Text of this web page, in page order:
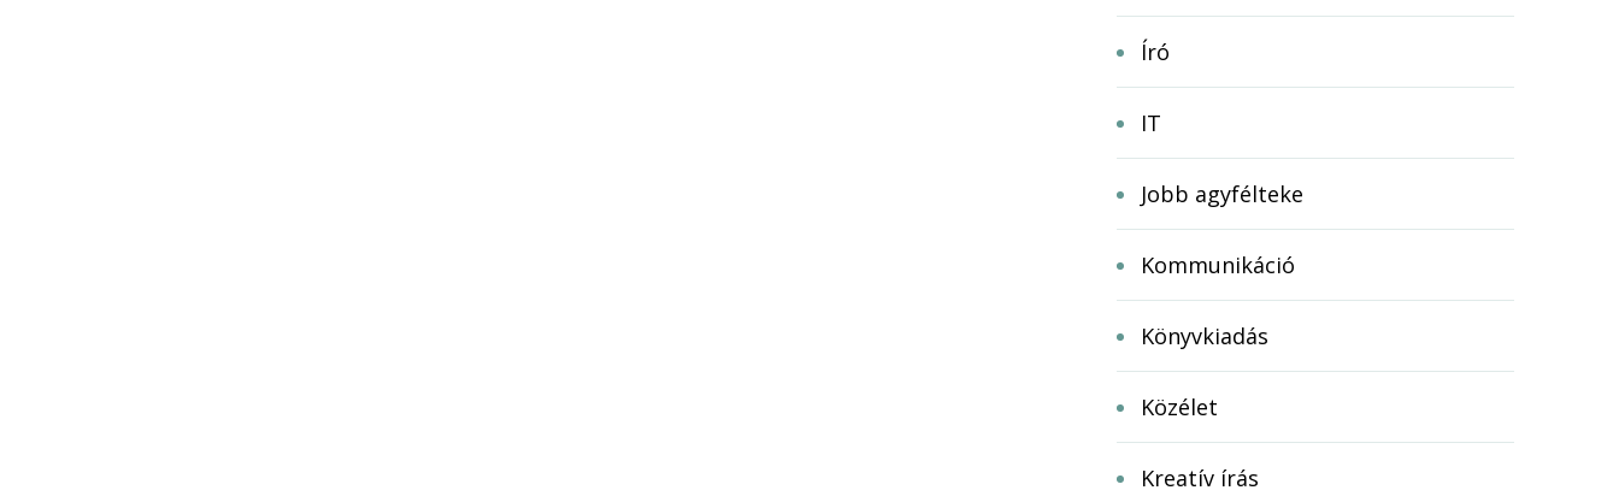
Író
IT
Jobb agyfélteke
Kommunikáció
Könyvkiadás
Közélet
Kreatív írás